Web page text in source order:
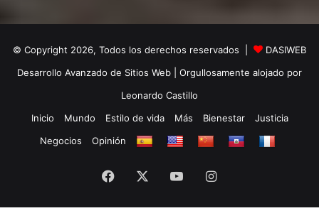
© Copyright 2026, Todos los derechos reservados |
DASIWEB
Desarrollo Avanzado de Sitios Web | Orgullosamente alojado por
Leonardo Castillo
Inicio
Mundo Estilo de vida Más Bienestar
Justicia
Negocios
Opinión
Facebook YouTubeInstagram